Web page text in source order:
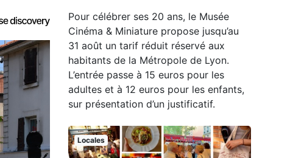
Pour célébrer ses 20 ans, le Musée
Cinéma & Miniature propose jusqu’au
31 août un tarif réduit réservé aux
habitants de la Métropole de Lyon.
L’entrée passe à 15 euros pour les
adultes et à 12 euros pour les enfants,
sur présentation d’un justificatif.
Locales